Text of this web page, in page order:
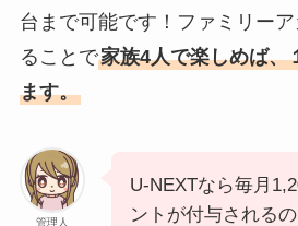
台まで可能です！ファミリー
ることで家族4人で楽しめば、
ます。
管理人
U-NEXTなら毎月
ントが付与される